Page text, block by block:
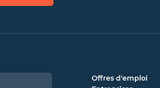
Offres d'emploi